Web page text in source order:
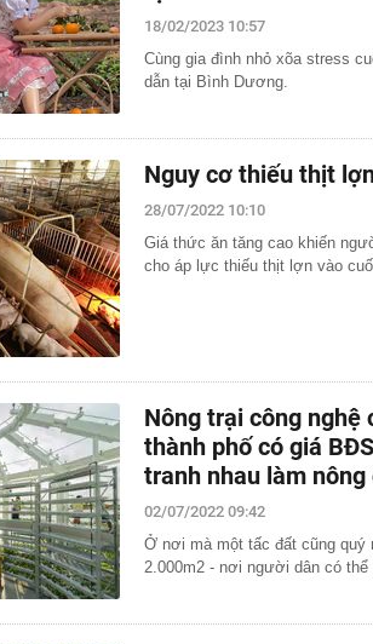
18/02/2023 10:57
Cùng gia đình nhỏ xõa stress
dẫn tại Bình Dương.
Nguy cơ thiếu thịt
28/07/2022 10:10
Giá thức ăn tăng cao khiến
cho áp lực thiếu thịt lợn vào
Nông trại công nghệ
thành phố có giá
tranh nhau làm
02/07/2022 09:42
Ở nơi mà một tấc đất cũng quý
2.000m2 - nơi người dân có